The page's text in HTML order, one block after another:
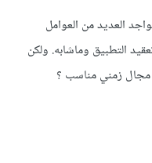
العديد من العوامل
التطبيق وماشابه. ولكن
زمني مناسب ؟